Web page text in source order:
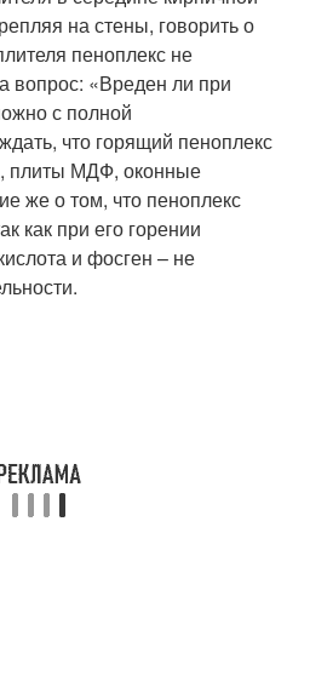
на стены, говорить о
пеноплекс не
вопрос: «Вреден ли при
с полной
что горящий пеноплекс
плиты МДФ, оконные
же о том, что пеноплекс
как при его горении
и фосген – не